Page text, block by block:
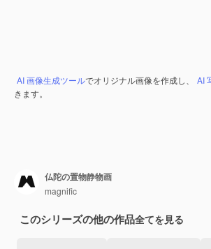
AI 画像生成ツールでオリジナル画像を作成し、 AI
きます。
仏陀の置物静物画
magnific
このシリーズの他の作品全てを見る